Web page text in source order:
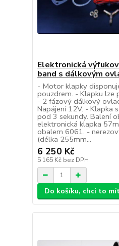
Elektronická
band s dálkovým
- Motor klapky
pouzdrem. - Klapku lze
- 2 fázový dálkový
Napájení 12V. - Klapka
pod 3 sekundy. Balení
elektronická klapka
obalem 6061. -
(délka 255mm...
6 250 Kč
5 165 Kč bez DPH
Do košíku, chci to